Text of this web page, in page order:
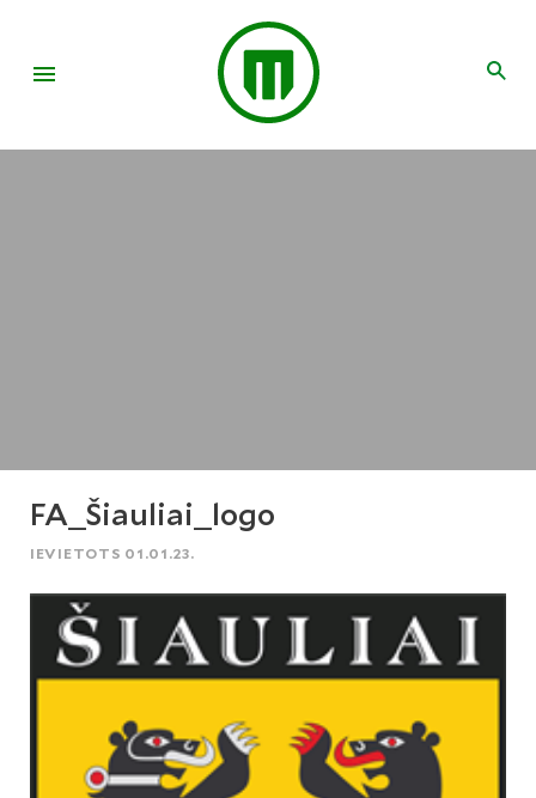
FA_Šiauliai_logo
IEVIETOTS 01.01.23.